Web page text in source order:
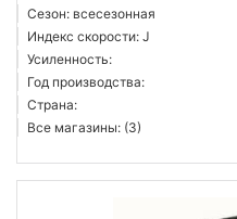
Сезон: всесезонная
Индекс скорости: J
Усиленность:
Год производства:
Страна:
Все магазины: (3)